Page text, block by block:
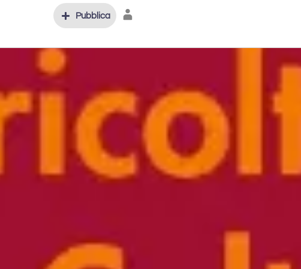
Pubblica